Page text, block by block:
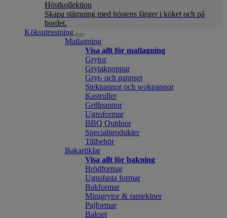
Höstkollektion
Skapa stämning med höstens färger i köket och på
bordet.
Köksutrustning
Matlagning
Visa allt för matlagning
Grytor
Grytaknoppar
Gryt- och pannset
Stekpannor och wokpannor
Kastruller
Grillpannor
Ugnsformar
BBQ Outdoor
Specialprodukter
Tillbehör
Bakartiklar
Visa allt för bakning
Brödformar
Ugnsfasta formar
Bakformar
Minigrytor & ramekiner
Pajformar
Bakset